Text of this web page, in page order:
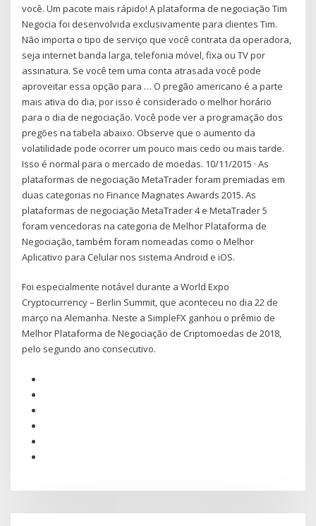
você. Um pacote mais rápido! A plataforma de negociação Tim
Negocia foi desenvolvida exclusivamente para clientes Tim.
Não importa o tipo de serviço que você contrata da operadora,
seja internet banda larga, telefonia móvel, fixa ou TV por
assinatura. Se você tem uma conta atrasada você pode
aproveitar essa opção para … O pregão americano é a parte
mais ativa do dia, por isso é considerado o melhor horário
para o dia de negociação. Você pode ver a programação dos
pregões na tabela abaixo. Observe que o aumento da
volatilidade pode ocorrer um pouco mais cedo ou mais tarde.
Isso é normal para o mercado de moedas. 10/11/2015 · As
plataformas de negociação MetaTrader foram premiadas em
duas categorias no Finance Magnates Awards 2015. As
plataformas de negociação MetaTrader 4 e MetaTrader 5
foram vencedoras na categoria de Melhor Plataforma de
Negociação, também foram nomeadas como o Melhor
Aplicativo para Celular nos sistema Android e iOS.
Foi especialmente notável durante a World Expo
Cryptocurrency – Berlin Summit, que aconteceu no dia 22 de
março na Alemanha. Neste a SimpleFX ganhou o prêmio de
Melhor Plataforma de Negociação de Criptomoedas de 2018,
pelo segundo ano consecutivo.